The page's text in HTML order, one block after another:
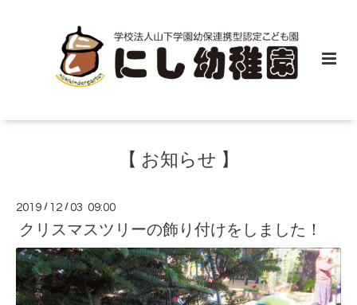
【 お知らせ 】
2019 / 12 /03 09:00
クリスマスツリーの飾り付けをしました！